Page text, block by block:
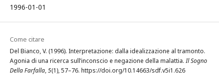
1996-01-01
Come citare
Del Bianco, V. (1996). Interpretazione: dalla idealizzazione al tramonto.
Agonia di una ricerca sull’inconscio e negazione della malattia.Il Sogno
Della Farfalla,5(1), 57–76. https://doi.org/10.14663/sdf.v5i1.626